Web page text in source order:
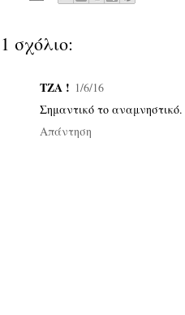
1 σχόλιο:
ΤΖΑ ! 1/6/16
Σημαντικό το
Απάντηση